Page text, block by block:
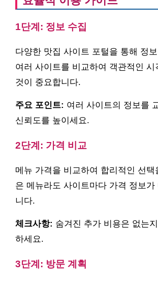
1단계: 정보 수집
다양한 맛집 사이트 포털을 통해 정
여러 사이트를 비교하여 객관적인 시
것이 중요합니다.
주요 포인트: 여러 사이트의 정보를
신뢰도를 높이세요.
2단계: 가격 비교
메뉴 가격을 비교하여 합리적인 선택
은 메뉴라도 사이트마다 가격 정보가
니다.
체크사항: 숨겨진 추가 비용은 없는
하세요.
3단계: 방문 계획